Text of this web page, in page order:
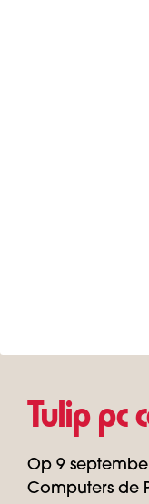
Tulip pc
Op 9
Computers de